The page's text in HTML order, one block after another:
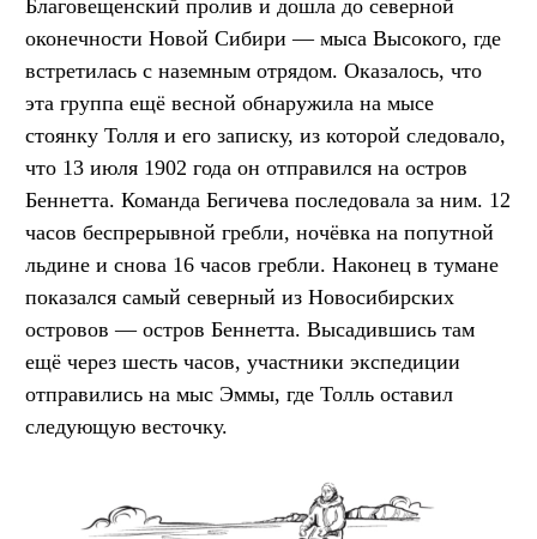
Благовещенский пролив и дошла до северной
оконечности Новой Сибири — мыса Высокого, где
встретилась с наземным отрядом. Оказалось, что
эта группа ещё весной обнаружила на мысе
стоянку Толля и его записку, из которой следовало,
что 13 июля 1902 года он отправился на остров
Беннетта. Команда Бегичева последовала за ним. 12
часов беспрерывной гребли, ночёвка на попутной
льдине и снова 16 часов гребли. Наконец в тумане
показался самый северный из Новосибирских
островов — остров Беннетта. Высадившись там
ещё через шесть часов, участники экспедиции
отправились на мыс Эммы, где Толль оставил
следующую весточку.